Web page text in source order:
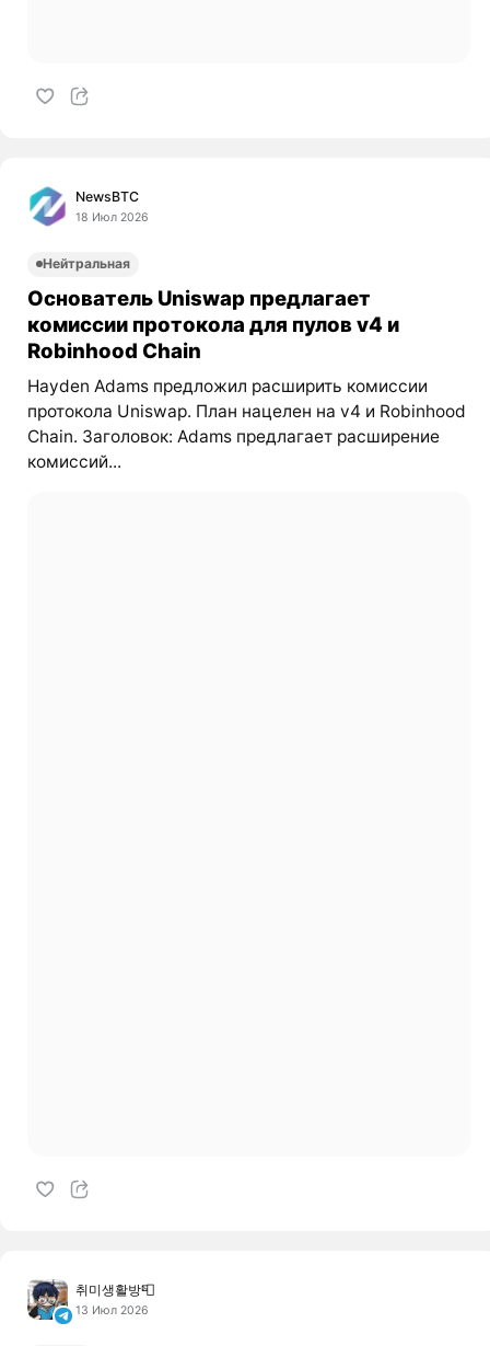
NewsBTC
18 Июл 2026
Нейтральная
Основатель Uniswap предлагает
комиссии протокола для пулов v4 и
Robinhood Chain
Hayden Adams предложил расширить комиссии
протокола Uniswap. План нацелен на v4 и Robinhood
Chain. Заголовок: Adams предлагает расширение
комиссий...
취미생활방📮
13 Июл 2026